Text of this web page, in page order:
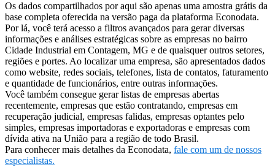
Os dados compartilhados por aqui são apenas uma amostra grátis da
base completa oferecida na versão paga da plataforma Econodata.
Por lá, você terá acesso a filtros avançados para gerar diversas
informações e análises estratégicas sobre as empresas no bairro
Cidade Industrial em Contagem, MG e de quaisquer outros setores,
regiões e portes. Ao localizar uma empresa, são apresentados dados
como website, redes sociais, telefones, lista de contatos, faturamento
e quantidade de funcionários, entre outras informações.
Você também consegue gerar listas de empresas abertas
recentemente, empresas que estão contratando, empresas em
recuperação judicial, empresas falidas, empresas optantes pelo
simples, empresas importadoras e exportadoras e empresas com
dívida ativa na União para a região de todo Brasil.
Para conhecer mais detalhes da Econodata, fale com um de nossos
especialistas.